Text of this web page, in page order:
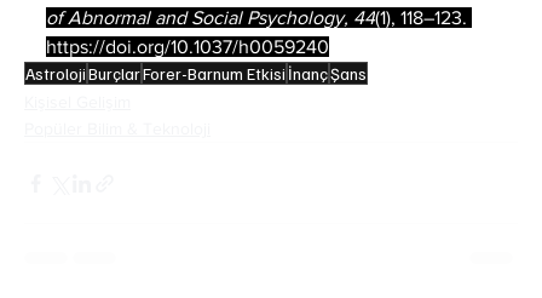
of Abnormal and Social Psychology, 44(1), 118–123.
https://doi.org/10.1037/h0059240
AstrolojiBurçlarForer-Barnum Etkisi İnançŞans